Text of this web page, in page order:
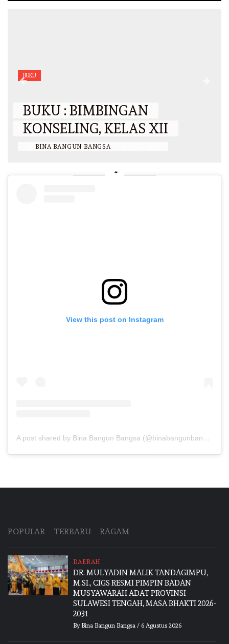
BUKU
BUKU : BIMBINGAN
KONSELING, KELAS XII
BINA BANGUN BANGSA
View this post on Instagram
A post shared by Bina Bangun Bangsa (@binabangunbangsa)
POPULAR TERBARU RAGAM
DAERAH
DR. MULYADIN MALIK TANDAGIMPU,
M.SI., CIGS RESMI PIMPIN BADAN
MUSYAWARAH ADAT PROVINSI
SULAWESI TENGAH, MASA BHAKTI 2026-
2031
By Bina Bangun Bangsa/ 6 Agustus 2026